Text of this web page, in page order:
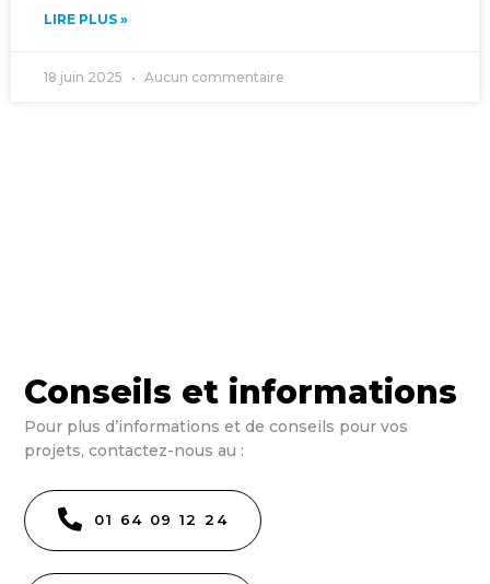
LIRE PLUS »
18 juin 2025 Aucun commentaire
Conseils et informations
Pour plus d’informations et de conseils pour vos
projets, contactez-nous au :
01 64 09 12 24